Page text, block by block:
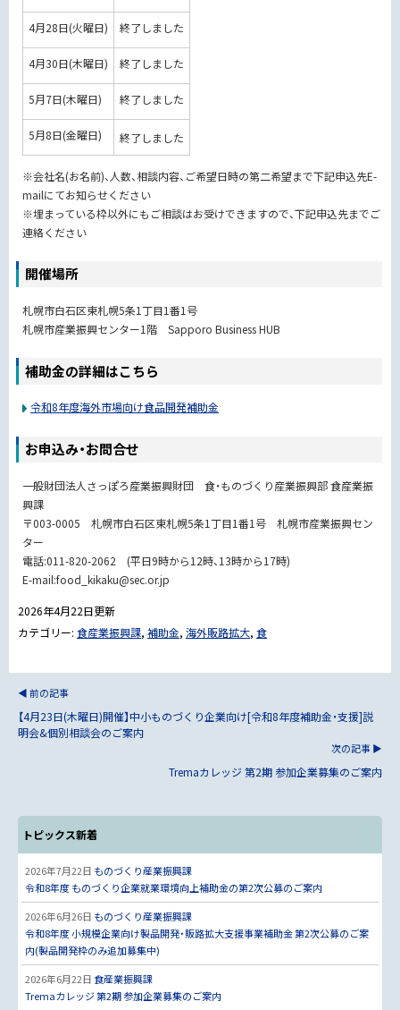
4月28日(火曜日) 終了しました
4月30日(木曜日) 終了しました
5月7日(木曜日) 終了しました
5月8日(金曜日) 終了しました
※会社名(お名前)、人数、相談内容、ご希望日時の第二希望まで下記申込先E-
mailにてお知らせください
※埋まっている枠以外にもご相談はお受けできますので、下記申込先までご
連絡ください
開催場所
札幌市白石区東札幌5条1丁目1番1号
札幌市産業振興センター1階 Sapporo Business HUB
補助金の詳細はこちら
令和8年度海外市場向け食品開発補助金
お申込み・お問合せ
一般財団法人さっぽろ産業振興財団 食・ものづくり産業振興部 食産業振
興課
〒003-0005 札幌市白石区東札幌5条1丁目1番1号 札幌市産業振興セン
ター
電話:011-820-2062 (平日9時から12時、13時から17時)
E-mail:food_kikaku@sec.or.jp
2026年4月22日更新
カテゴリー: 食産業振興課, 補助金, 海外販路拡大, 食
前の記事
【4月23日(木曜日)開催】中小ものづくり企業向け[令和8年度補助金・支援]説
明会&個別相談会のご案内
次の記事
Tremaカレッジ 第2期 参加企業募集のご案内
トピックス新着
2026年7月22日 ものづくり産業振興課
令和8年度 ものづくり企業就業環境向上補助金の第2次公募のご案内
2026年6月26日 ものづくり産業振興課
令和8年度 小規模企業向け製品開発・販路拡大支援事業補助金 第2次公募のご案
内(製品開発枠のみ追加募集中)
2026年6月22日食産業振興課
Tremaカレッジ 第2期 参加企業募集のご案内